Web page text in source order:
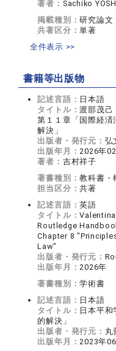
著者： Sachiko
掲載種別：研究論文
共著区分：単著
全件表示 >>
書籍等出版物
記述言語： 日本語
タイトル：渡部茂己
第１１章「国際経済
解決」
出版者・発行元： 弘
出版年月： 2026年
著者： 吉村祥子
著書種別：教科書・
担当区分：共著
記述言語：英語
タイトル：
Routledge
Chapter 8
Law"
出版者・発行元：
出版年月： 2026年
著書種別：学術書
記述言語： 日本語
タイトル： 日本平和
的解決」
出版者・発行元： 丸
出版年月： 2023年